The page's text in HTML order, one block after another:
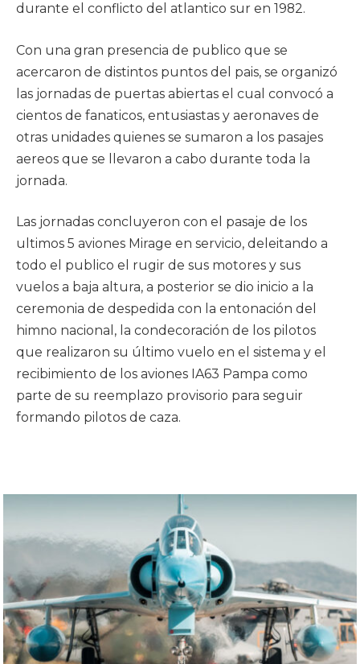
durante el conflicto del atlantico sur en 1982.
Con una gran presencia de publico que se
acercaron de distintos puntos del pais, se organizó
las jornadas de puertas abiertas el cual convocó a
cientos de fanaticos, entusiastas y aeronaves de
otras unidades quienes se sumaron a los pasajes
aereos que se llevaron a cabo durante toda la
jornada.
Las jornadas concluyeron con el pasaje de los
ultimos 5 aviones Mirage en servicio, deleitando a
todo el publico el rugir de sus motores y sus
vuelos a baja altura, a posterior se dio inicio a la
ceremonia de despedida con la entonación del
himno nacional, la condecoración de los pilotos
que realizaron su último vuelo en el sistema y el
recibimiento de los aviones IA63 Pampa como
parte de su reemplazo provisorio para seguir
formando pilotos de caza.